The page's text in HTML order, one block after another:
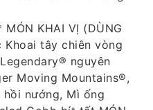
KHAI VỊ (DÙNG
Khoai tây chiên vòng
nguyên
Moving Mountains®,
hồi nướng, Mì ống